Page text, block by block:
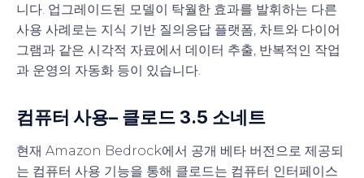
니다. 업그레이드된 모델이 탁월한 효과를 발휘하는 다른
사용 사례로는 지식 기반 질의응답 플랫폼, 차트와 다이어
그램과 같은 시각적 자료에서 데이터 추출, 반복적인 작업
과 운영의 자동화 등이 있습니다.
컴퓨터 사용– 클로드 3.5 소네트
현재 Amazon Bedrock에서 공개 베타 버전으로 제공되
는 컴퓨터 사용 기능을 통해 클로드는 컴퓨터 인터페이스